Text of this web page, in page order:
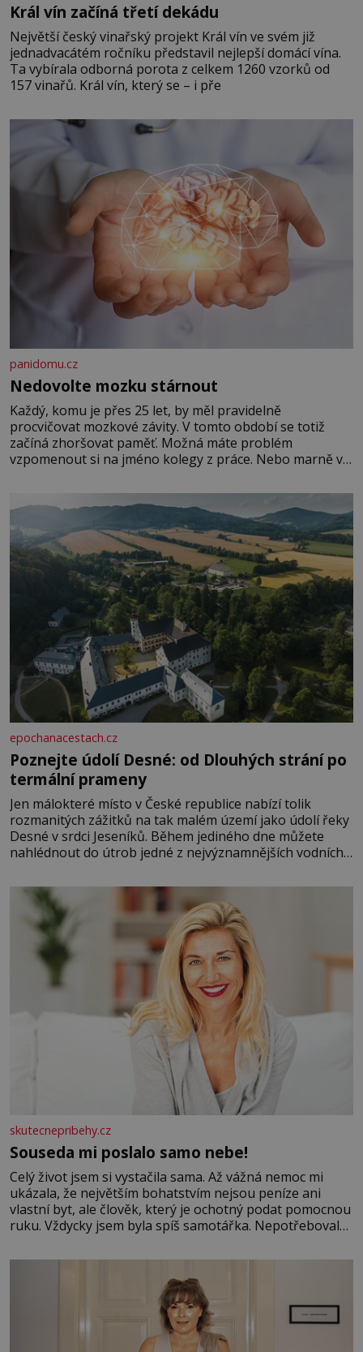
Král vín začíná třetí dekádu
Největší český vinařský projekt Král vín ve svém již
jednadvacátém ročníku představil nejlepší domácí vína.
Ta vybírala odborná porota z celkem 1260 vzorků od
157 vinařů. Král vín, který se – i pře
panidomu.cz
Nedovolte mozku stárnout
Každý, komu je přes 25 let, by měl pravidelně
procvičovat mozkové závity. V tomto období se totiž
začíná zhoršovat paměť. Možná máte problém
vzpomenout si na jméno kolegy z práce. Nebo marně v
Je to opravdu tak, s věkem jako kdyby se paměť
rozhodla stávkovat. Cvičte
epochanacestach.cz
Poznejte údolí Desné: od Dlouhých strání po
termální prameny
Jen málokteré místo v České republice nabízí tolik
rozmanitých zážitků na tak malém území jako údolí řeky
Desné v srdci Jeseníků. Během jediného dne můžete
nahlédnout do útrob jedné z nejvýznamnějších vodních
se na koloběžce a den zakončit poznáváním památek ve
Velkých Losinách nebo v termálním
skutecnepribehy.cz
Souseda mi poslalo samo nebe!
Celý život jsem si vystačila sama. Až vážná nemoc mi
ukázala, že největším bohatstvím nejsou peníze ani
vlastní byt, ale člověk, který je ochotný podat pomocnou
ruku. Vždycky jsem byla spíš samotářka. Nepotřebovala
mi knihy, práce a hlavně klid. Hned po studiích jsem